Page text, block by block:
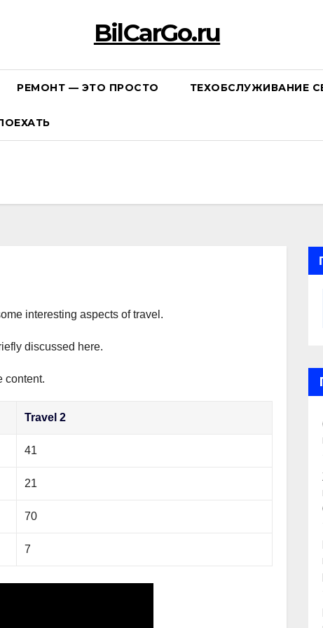
BilCarGo.ru
РЕМОНТ — ЭТО ПРОСТО ТЕХОБСЛУЖИВАНИЕ
interesting aspects of travel.
discussed here.
content.
Travel 2
41
21
70
7